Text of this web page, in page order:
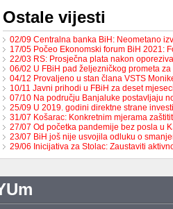
Ostale vijesti
02/09 Centralna banka BiH: Neometano
17/05 Počeo Ekonomski forum BiH 2021:
22/03 RS: Prosječna plata nakon
06/02 U FBiH pad željezničkog prometa
04/12 Provaljeno u stan člana VSTS
10/11 Javni prihodi u FBiH za deset
07/10 Na području Banjaluke postavljaju
25/09 U 2019. godini direktne strane
31/07 Košarac: Konkretnim mjerama
27/07 Od početka pandemije bez posla u
23/07 BiH još nije usvojila odluku o
29/06 Inicijativa za Stolac: Zaustaviti